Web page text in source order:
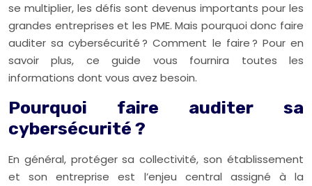
se multiplier, les défis sont devenus importants pour les
grandes entreprises et les PME. Mais pourquoi donc faire
auditer sa cybersécurité ? Comment le faire ? Pour en
savoir plus, ce guide vous fournira toutes les
informations dont vous avez besoin.
Pourquoi faire auditer sa
cybersécurité ?
En général, protéger sa collectivité, son établissement
et son entreprise est l’enjeu central assigné à la